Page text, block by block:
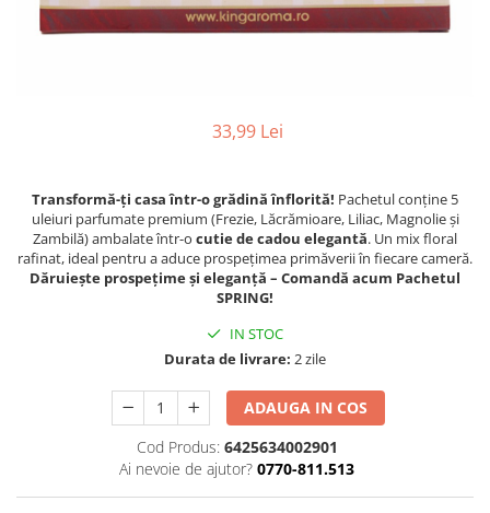
Odorizante Auto cu Pulverizator
(Pachete/Bax)
33,99 Lei
Transformă-ți casa într-o grădină înflorită! Pachetul conține 5
uleiuri parfumate premium (Frezie, Lăcrămioare, Liliac, Magnolie și
Zambilă) ambalate într-o cutie de cadou elegantă. Un mix floral
rafinat, ideal pentru a aduce prospețimea primăverii în fiecare cameră.
Dăruiește prospețime și eleganță – Comandă acum Pachetul
SPRING!
IN STOC
Durata de livrare: 2 zile
ADAUGA IN COS
Cod Produs: 6425634002901
Ai nevoie de ajutor? 0770-811.513